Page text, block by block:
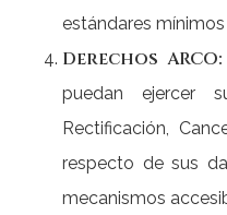
estándares
Derechos ARCO:
puedan ejercer
Rectificación,
respecto de sus
mecanismos